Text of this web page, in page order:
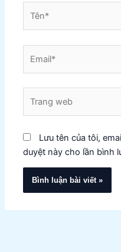
web
Lưu tên của tôi,
duyệt này cho lần bình